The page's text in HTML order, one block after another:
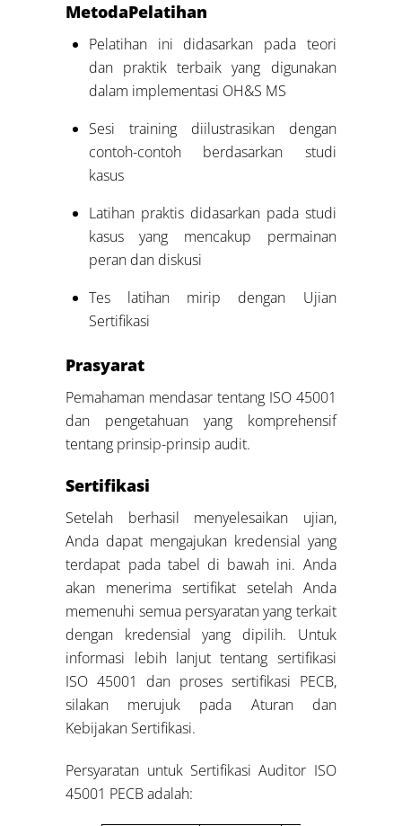
MetodaPelatihan
Pelatihan ini didasarkan pada teori
dan praktik terbaik yang digunakan
dalam implementasi OH&S MS
Sesi training diilustrasikan dengan
contoh-contoh berdasarkan studi
kasus
Latihan praktis didasarkan pada studi
kasus yang mencakup permainan
peran dan diskusi
Tes latihan mirip dengan Ujian
Sertifikasi
Prasyarat
Pemahaman mendasar tentang ISO 45001
dan pengetahuan yang komprehensif
tentang prinsip-prinsip audit.
Sertifikasi
Setelah berhasil menyelesaikan ujian,
Anda dapat mengajukan kredensial yang
terdapat pada tabel di bawah ini. Anda
akan menerima sertifikat setelah Anda
memenuhi semua persyaratan yang terkait
dengan kredensial yang dipilih. Untuk
informasi lebih lanjut tentang sertifikasi
ISO 45001 dan proses sertifikasi PECB,
silakan merujuk pada Aturan dan
Kebijakan Sertifikasi.
Persyaratan untuk Sertifikasi Auditor ISO
45001 PECB adalah: